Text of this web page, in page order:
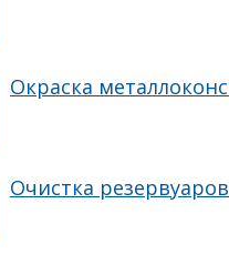
Окраска
Очистка резервуаров